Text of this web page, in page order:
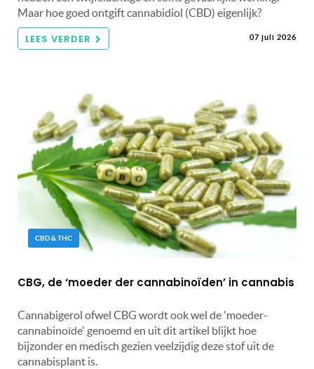
Maar hoe goed ontgift cannabidiol (CBD) eigenlijk?
LEES VERDER 07 juli 2026
CBD & THC
CBG, de ‘moeder der cannabinoïden’ in cannabis
Cannabigerol ofwel CBG wordt ook wel de 'moeder-
cannabinoïde' genoemd en uit dit artikel blijkt hoe
bijzonder en medisch gezien veelzijdig deze stof uit de
cannabisplant is.